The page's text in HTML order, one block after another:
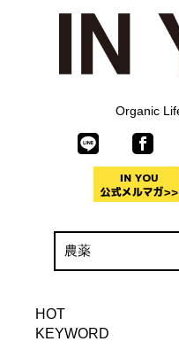
Organic
HOT
KEYWORD